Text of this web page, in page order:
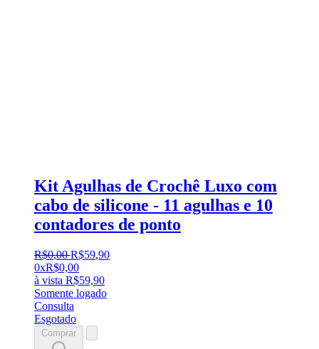
Kit Agulhas de Crochê Luxo com
cabo de silicone - 11 agulhas e 10
contadores de ponto
R$0,00 R$59,90
0xR$0,00
à vista R$59,90
Somente logado
Consulta
Esgotado
Comprar